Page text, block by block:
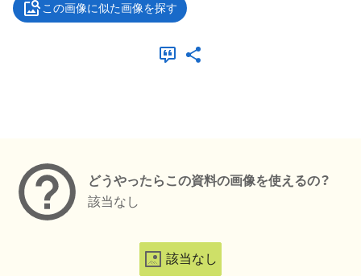
この画像に似た画像を探す
どうやったらこの資料の画像を使えるの？
該当なし
該当なし